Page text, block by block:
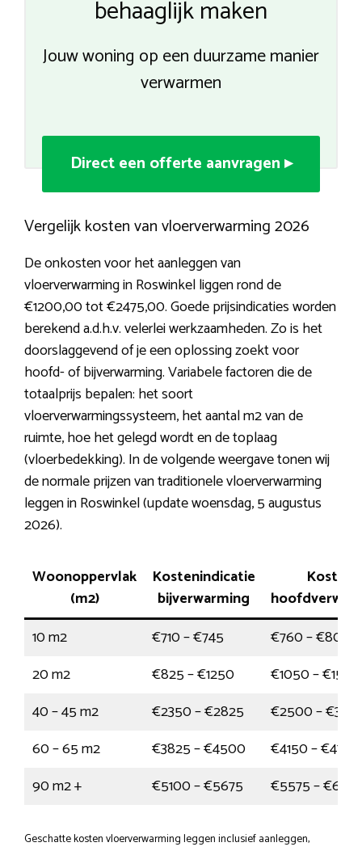
behaaglijk maken
Jouw woning op een duurzame manier
verwarmen
Direct een offerte aanvragen ▸
Vergelijk kosten van vloerverwarming 2026
De onkosten voor het aanleggen van
vloerverwarming in Roswinkel liggen rond de
€1200,00 tot €2475,00. Goede prijsindicaties worden
berekend a.d.h.v. velerlei werkzaamheden. Zo is het
doorslaggevend of je een oplossing zoekt voor
hoofd- of bijverwarming. Variabele factoren die de
totaalprijs bepalen: het soort
vloerverwarmingssysteem, het aantal m2 van de
ruimte, hoe het gelegd wordt en de toplaag
(vloerbedekking). In de volgende weergave tonen wij
de normale prijzen van traditionele vloerverwarming
leggen in Roswinkel (update woensdag, 5 augustus
2026).
Woonoppervlak
(m2)
Kostenindicatie
bijverwarming
Kosten
10 m2
€710 – €745
€760 – €805
20 m2
€825 – €1250
€1050 – €1525
40 – 45 m2
€2350 – €2825
€2500 –
60 – 65 m2
€3825 – €4500
€4150 – €4700
90 m2 +
€5100 – €5675 €5575 – €6425
Geschatte kosten vloerverwarming leggen inclusief aanleggen,